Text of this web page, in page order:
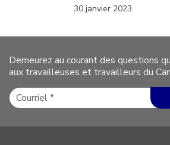
30 janvier 2023
Demeurez au courant des questions
aux travailleuses et travailleurs du